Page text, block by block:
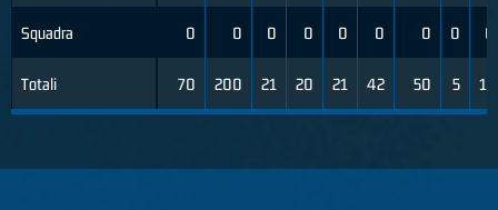
Squadra
Totali
0 0 0 0 0 0 0 0 0
70 200 21 20 21 42 50 5 15